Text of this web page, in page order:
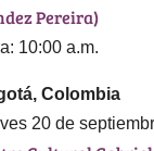
Pereira)
10:00 a.m.
Colombia
20 de